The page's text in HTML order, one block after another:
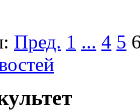
Пред. 1 ... 4 5